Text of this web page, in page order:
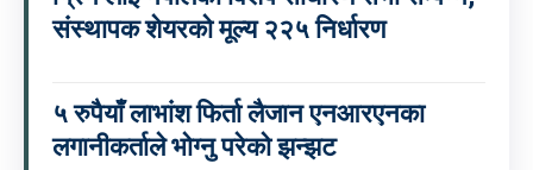
संस्थापक शेयरको मूल्य २२५ निर्धारण
५ रुपैयाँ लाभांश फिर्ता लैजान एनआरएनका
लगानीकर्ताले भोग्नु परेको झन्झट